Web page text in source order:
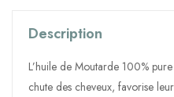
Description
L’huile de Moutarde 100%
chute des cheveux, favorise